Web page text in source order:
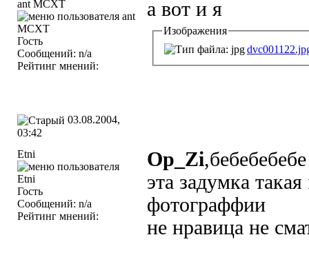
ant MCXT
Гость
Сообщений: n/a
Рейтинг мнений:
а вот и я
Изображения
03.08.2004,
03:42
Etni
Гость
Сообщений: n/a
Рейтинг мнений:
Op_Zi,бебебебебе
эта задумка
фотограффии
не нравица не